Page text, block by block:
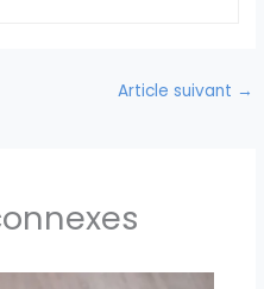
Article suivant →